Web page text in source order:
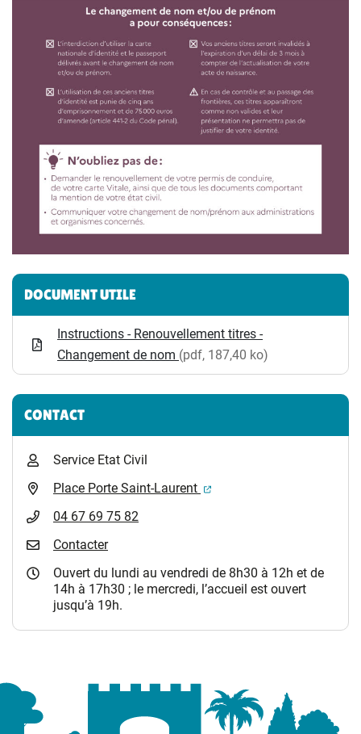
Informations complémentaires
DOCUMENT UTILE
Instructions - Renouvellement titres -
Changement de nom (pdf, 187,40 ko)
CONTACT
Service Etat Civil
Place Porte Saint-Laurent
(ouverture dans un
04 67 69 75 82
Contacter
Ouvert du lundi au vendredi de 8h30 à 12h et de
14h à 17h30 ; le mercredi, l’accueil est ouvert
jusqu’à 19h.